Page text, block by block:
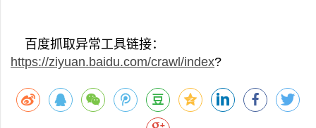
‍百度抓取异常工具链接：
https://ziyuan.baidu.com/crawl/index?